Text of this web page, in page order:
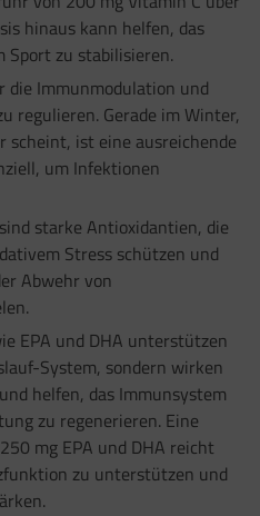
hinaus kann helfen, das
Sport zu stabilisieren.
Immunmodulation und
regulieren. Gerade im Winter,
scheint, ist eine ausreichende
um Infektionen
sind starke Antioxidantien, die
Stress schützen und
Abwehr von
EPA und DHA unterstützen
System, sondern wirken
helfen, das Immunsystem
zu regenerieren. Eine
mg EPA und DHA reicht
zu unterstützen und